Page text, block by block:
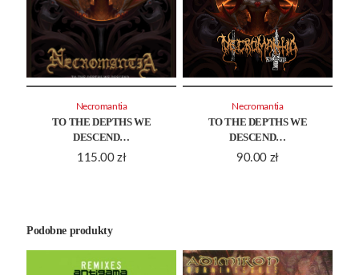
TO THE DEPTHS WE
DESCEND…
115.00 zł
Necromantia
TO THE DEPTHS WE
DESCEND…
90.00 zł
Necromantia
Podobne produkty